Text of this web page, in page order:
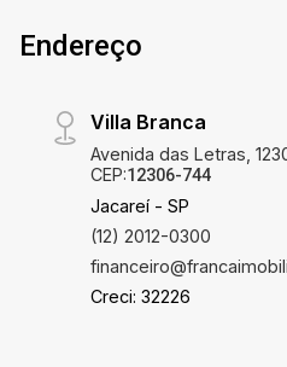
Endereço
Villa Branca
Avenida das Letras,
CEP:12306-744
Jacareí - SP
(12) 2012-0300
Creci: 32226